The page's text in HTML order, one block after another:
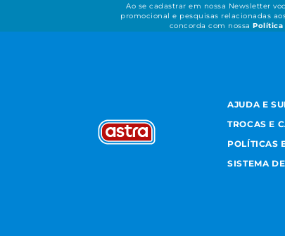
Ao se cadastrar em nossa Newsletter
promocional e pesquisas relacionadas
concorda com nossaPolítica
AJUDA E
TROCAS E
POLÍTICAS
SISTEMA